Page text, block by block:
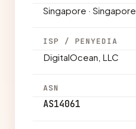
Singapore · Singapore
ISP / PENYEDIA
DigitalOcean, LLC
ASN
AS14061